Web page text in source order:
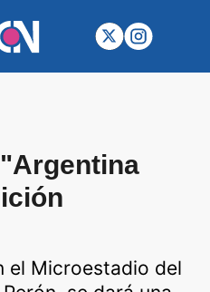
el Microestadio del